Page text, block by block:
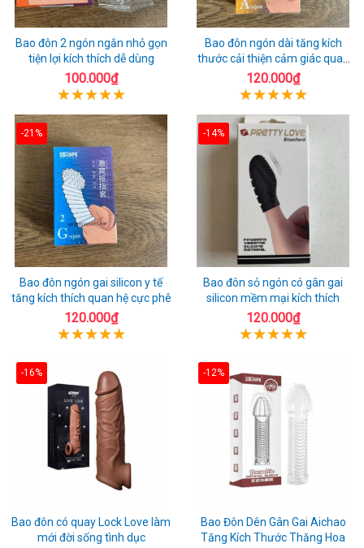
Bao đôn 2 ngón ngắn nhỏ gọn
tiện lợi kích thích dễ dùng
100.000₫
Bao đôn ngón dài tăng kích
thước cải thiện cảm giác quan
hệ
120.000₫
-21%
Bao đôn ngón gai silicon y tế
tăng kích thích quan hệ cực phê
120.000₫
-14%
Bao đôn sỏ ngón có gân gai
silicon mềm mại kích thích
120.000₫
-16%
Bao đôn có quay Lock Love làm
mới đời sống tình dục
-12%
Bao Đôn Dên Gân Gai Aichao
Tăng Kích Thước Thăng Hoa